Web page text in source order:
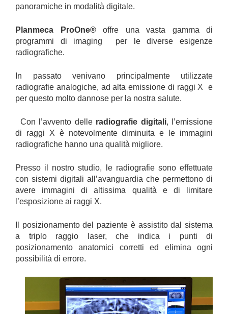
panoramiche in modalità digitale.
Planmeca ProOne®offre una vasta gamma di
programmi di imaging per le diverse esigenze
radiografiche.
In passato venivano principalmente utilizzate
radiografie analogiche, ad alta emissione di raggi X e
per questo molto dannose per la nostra salute.
Con l’avvento delle radiografie digitali, l’emissione
di raggi X è notevolmente diminuita e le immagini
radiografiche hanno una qualità migliore.
Presso il nostro studio, le radiografie sono effettuate
con sistemi digitali all’avanguardia che permettono di
avere immagini di altissima qualità e di limitare
l’esposizione ai raggi X.
Il posizionamento del paziente è assistito dal sistema
a triplo raggio laser, che indica i punti di
posizionamento anatomici corretti ed elimina ogni
possibilità di errore.